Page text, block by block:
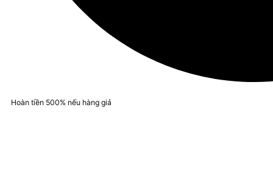
Hoàn tiền 500% nếu hàng giả